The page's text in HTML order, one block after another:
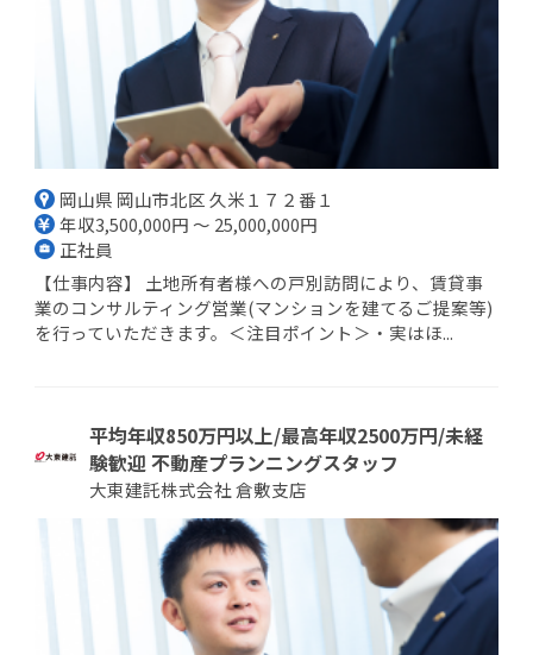
岡山県 岡山市北区 久米１７２番１
年収3,500,000円 ～ 25,000,000円
正社員
【仕事内容】 土地所有者様への戸別訪問により、賃貸事
業のコンサルティング営業(マンションを建てるご提案等)
を行っていただきます。＜注目ポイント＞・実はほ...
平均年収850万円以上/最高年収2500万円/未経
験歓迎 不動産プランニングスタッフ
大東建託株式会社 倉敷支店